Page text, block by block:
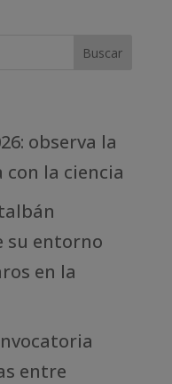
observa la
la ciencia
su entorno
en la
entre